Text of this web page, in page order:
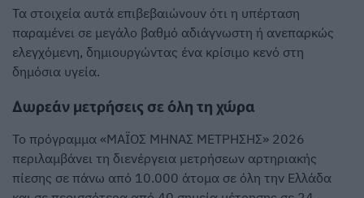
Τα στοιχεία αυτά επιβεβαιώνουν ότι η υπέρταση
παραμένει σε μεγάλο βαθμό αδιάγνωστη ή ανεπαρκώς
ελεγχόμενη, δημιουργώντας ένα κρίσιμο κενό στη
δημόσια υγεία.
Δωρεάν μετρήσεις σε όλη τη χώρα
Το πρόγραμμα «ΜΑΪΟΣ ΜΗΝΑΣ ΜΕΤΡΗΣΗΣ» 2026
περιλαμβάνει τη διενέργεια μετρήσεων αρτηριακής
πίεσης σε πάνω από 10.000 άτομα σε όλη την Ελλάδα